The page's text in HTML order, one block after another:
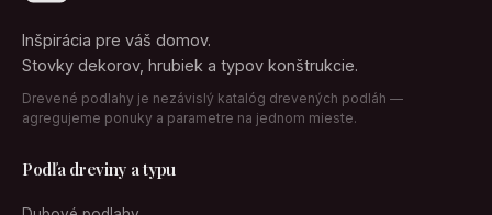
Inšpirácia pre váš domov.
Stovky dekorov, hrubiek a typov konštrukcie.
Drevené podlahy je nezávislý katalóg drevených podláh —
agregujeme ponuky a parametre na jednom mieste.
Podľa dreviny a typu